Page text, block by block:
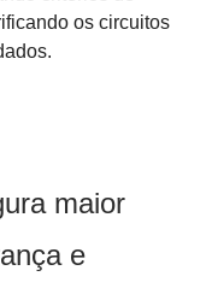
os circuitos
maior
e